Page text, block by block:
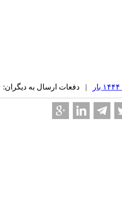
| دفعات ارسال به دیگران: ۸۶ بار |